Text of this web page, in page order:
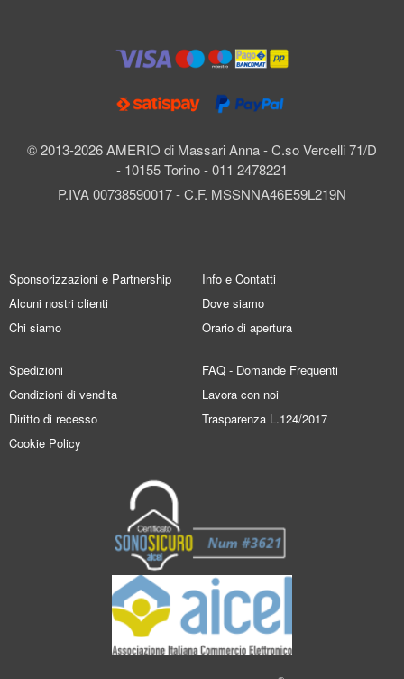
© 2013-2026 AMERIO di Massari Anna - C.so Vercelli 71/D
- 10155 Torino - 011 2478221
P.IVA 00738590017 - C.F. MSSNNA46E59L219N
Sponsorizzazioni e Partnership
Alcuni nostri clienti
Chi siamo
Info e Contatti
Dove siamo
Orario di apertura
Spedizioni
Condizioni di vendita
Diritto di recesso
Cookie Policy
FAQ - Domande Frequenti
Lavora con noi
Trasparenza L.124/2017